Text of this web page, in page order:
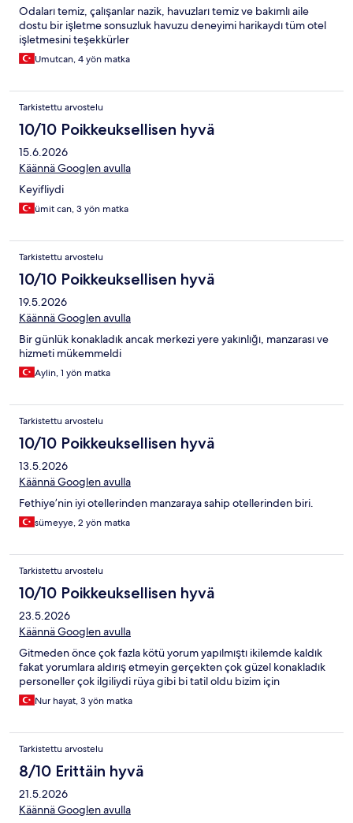
Odaları temiz, çalışanlar nazik, havuzları temiz ve bakımlı aile
dostu bir işletme sonsuzluk havuzu deneyimi harikaydı tüm otel
işletmesini teşekkürler
Umutcan, 4 yön matka
Tarkistettu arvostelu
10/10 Poikkeuksellisen hyvä
15.6.2026
Käännä Googlen avulla
Keyifliydi
ümit can, 3 yön matka
Tarkistettu arvostelu
10/10 Poikkeuksellisen hyvä
19.5.2026
Käännä Googlen avulla
Bir günlük konakladık ancak merkezi yere yakınlığı, manzarası ve
hizmeti mükemmeldi
Aylin, 1 yön matka
Tarkistettu arvostelu
10/10 Poikkeuksellisen hyvä
13.5.2026
Käännä Googlen avulla
Fethiye’nin iyi otellerinden manzaraya sahip otellerinden biri.
sümeyye, 2 yön matka
Tarkistettu arvostelu
10/10 Poikkeuksellisen hyvä
23.5.2026
Käännä Googlen avulla
Gitmeden önce çok fazla kötü yorum yapılmıştı ikilemde kaldık
fakat yorumlara aldırış etmeyin gerçekten çok güzel konakladık
personeller çok ilgiliydi rüya gibi bi tatil oldu bizim için
Nur hayat, 3 yön matka
Tarkistettu arvostelu
8/10 Erittäin hyvä
21.5.2026
Käännä Googlen avulla